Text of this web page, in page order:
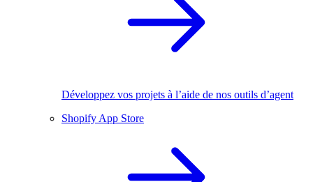
Développez vos projets à l’aide de nos outils d’agent
Shopify App Store